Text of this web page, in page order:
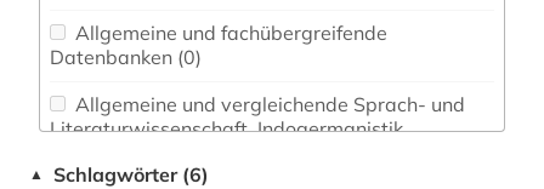
Datenbanken (0)
Literaturwissenschaft. Indogermanistik.
▲ Schlagwörter (6)